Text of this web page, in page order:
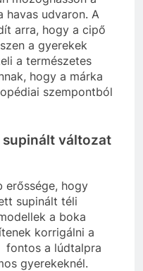
havas udvaron. A
arra, hogy a cipő
a gyerekek
a természetes
hogy a márka
szempontból
supinált változat
erőssége, hogy
supinált téli
a boka
korrigálni a
fontos a lúdtalpra
gyerekeknél.